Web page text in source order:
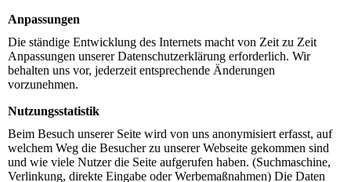
Anpassungen
Die ständige Entwicklung des Internets macht von Zeit zu Zeit
Anpassungen unserer Datenschutzerklärung erforderlich. Wir
behalten uns vor, jederzeit entsprechende Änderungen
vorzunehmen.
Nutzungsstatistik
Beim Besuch unserer Seite wird von uns anonymisiert erfasst, auf
welchem Weg die Besucher zu unserer Webseite gekommen sind
und wie viele Nutzer die Seite aufgerufen haben. (Suchmaschine,
Verlinkung, direkte Eingabe oder Werbemaßnahmen) Die Daten